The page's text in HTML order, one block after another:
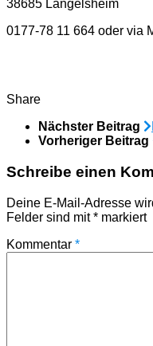
38685 Langelsheim
0177-78 11 664 oder via
Share
Nächster Beitrag
Vorheriger Beitrag
Schreibe einen
Deine E-Mail-Adresse
Felder sind mit* markiert
Kommentar *